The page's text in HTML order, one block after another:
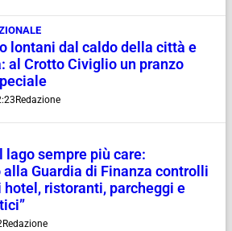
lontani dal caldo della città e
al Crotto Civiglio un pranzo
Redazione
lago sempre più care:
alla Guardia di Finanza controlli
hotel, ristoranti, parcheggi e
Redazione